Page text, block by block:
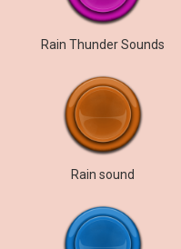
Rain Thunder Sounds
Rain sound